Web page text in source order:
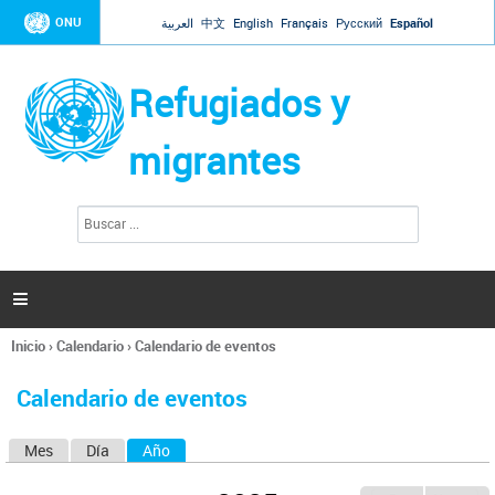
Jump to navigation
ONU العربية 中文 English Français Русский Español
Refugiados y
migrantes
l
s

Se
usted
Inicio›Calendario›Calendario de eventos
Calendario de eventos
Mes Día Año